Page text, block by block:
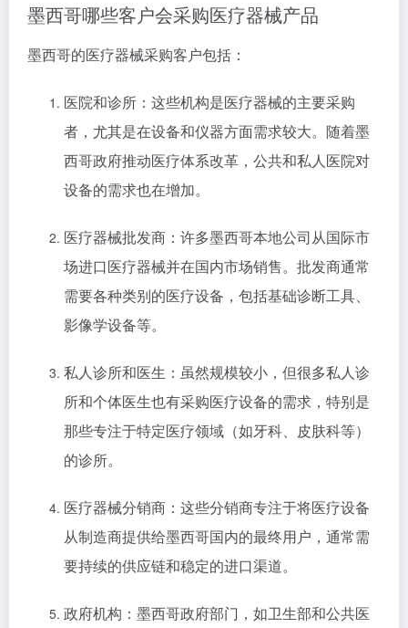
墨西哥哪些客户会采购医疗器械产品
墨西哥的医疗器械采购客户包括：
医院和诊所：这些机构是医疗器械的主要采购
者，尤其是在设备和仪器方面需求较大。随着墨
西哥政府推动医疗体系改革，公共和私人医院对
设备的需求也在增加。
医疗器械批发商：许多墨西哥本地公司从国际市
场进口医疗器械并在国内市场销售。批发商通常
需要各种类别的医疗设备，包括基础诊断工具、
影像学设备等。
私人诊所和医生：虽然规模较小，但很多私人诊
所和个体医生也有采购医疗设备的需求，特别是
那些专注于特定医疗领域（如牙科、皮肤科等）
的诊所。
医疗器械分销商：这些分销商专注于将医疗设备
从制造商提供给墨西哥国内的最终用户，通常需
要持续的供应链和稳定的进口渠道。
政府机构：墨西哥政府部门，如卫生部和公共医